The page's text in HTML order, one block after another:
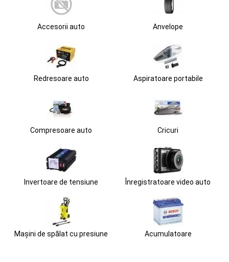
Accesorii auto Anvelope
Redresoare auto Aspiratoare portabile
Compresoare auto Cricuri
Invertoare de tensiune Înregistratoare video auto
Mașini de spălat cu presiune Acumulatoare